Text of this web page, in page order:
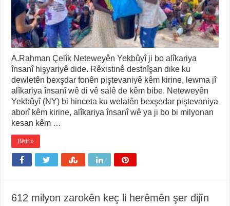
A.Rahman Çelîk Neteweyên Yekbûyî ji bo alîkariya
însanî hişyariyê dide. Rêxistinê destnîşan dike ku
dewletên bexşdar fonên piştevaniyê kêm kirine, lewma jî
alîkariya însanî wê di vê salê de kêm bibe. Neteweyên
Yekbûyî (NY) bi hinceta ku welatên bexşedar piştevaniya
aborî kêm kirine, alîkariya însanî wê ya ji bo bi milyonan
kesan kêm …
Bêtir »
612 milyon zarokên keç li herêmên şer dijîn